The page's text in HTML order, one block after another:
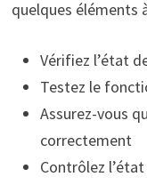
quelques éléments
Vérifiez l’état
Testez le
Assurez-vous
correctement
Contrôlez